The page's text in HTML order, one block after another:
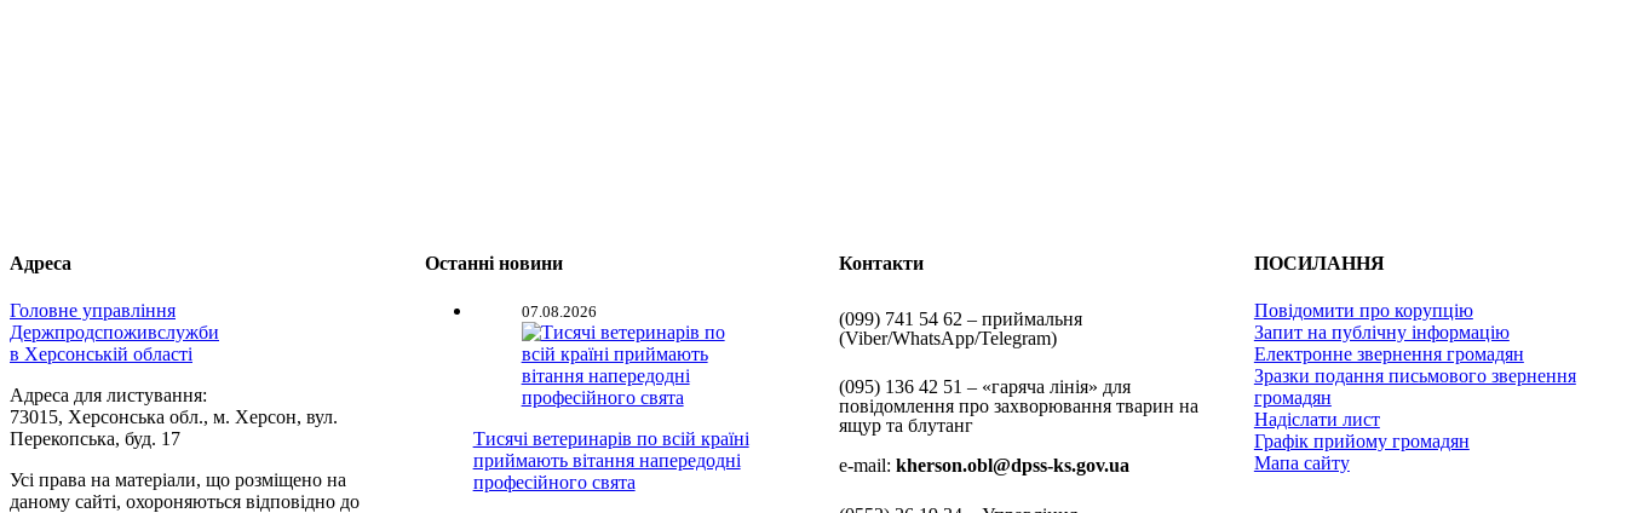
Адреса
Головне управління
Держпродспоживслужби
в Херсонській області
Адреса для листування:
73015, Херсонська обл., м. Херсон, вул.
Перекопська, буд. 17
Усі права на матеріали, що розміщено на
даному сайті, охороняються відповідно до
Останні новини
07.08.2026
Тисячі ветеринарів по всій країні
приймають вітання напередодні
професійного свята
Контакти
(099) 741 54 62 – приймальня
(Viber/WhatsApp/Telegram)
(095) 136 42 51 – «гаряча лінія» для
повідомлення про захворювання тварин на
ящур та блутанг
e-mail:kherson.obl@dpss-ks.gov.ua
ПОСИЛАННЯ
Повідомити про корупцію
Запит на публічну інформацію
Електронне звернення громадян
Зразки подання письмового звернення
громадян
Надіслати лист
Графік прийому громадян
Мапа сайту